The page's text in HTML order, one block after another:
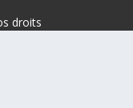
droits